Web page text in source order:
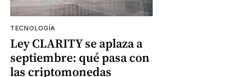
TECNOLOGÍA
Ley CLARITY se aplaza a
septiembre: qué pasa con
las criptomonedas